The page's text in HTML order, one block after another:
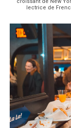
lectrice de